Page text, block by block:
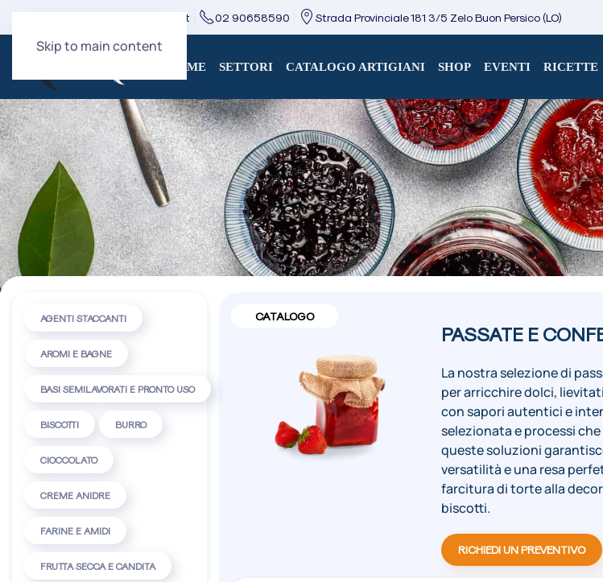
Skip to main content
direzione@mcingredients.it 02 90658590 Strada Provinciale 181 3/5 Zelo Buon Persico (LO)
HOME SETTORI CATALOGO ARTIGIANI SHOP EVENTI RICETTE
AGENTI STACCANTI
AROMI E BAGNE
BASI SEMILAVORATI E PRONTO USO
BISCOTTI BURRO
CIOCCOLATO
CREME ANIDRE
FARINE E AMIDI
FRUTTA SECCA E CANDITA
CATALOGO
PASSATE E
La nostra selezione di
per arricchire dolci,
con sapori autentici e
selezionata e processi
queste soluzioni
versatilità e una resa
farcitura di torte alla
biscotti.
RICHIEDI UN PREVENTIVO